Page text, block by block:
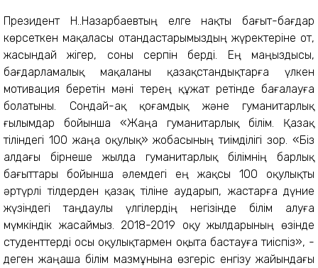
Президент Н.Ә.Назарбаевтың елге нақты бағыт-бағдар
көрсеткен мақаласы отандастарымыздың жүректеріне от,
жасындай жігер, соны серпін берді. Ең маңыздысы,
бағдарламалық мақаланы қазақстандықтарға үлкен
мотивация беретін мәні терең құжат ретінде бағалауға
болатыны. Сондай-ақ қоғамдық және гуманитарлық
ғылымдар бойынша «Жаңа гуманитарлық білім. Қазақ
тіліндегі 100 жаңа оқулық» жобасының тиімділігі зор. «Біз
алдағы бірнеше жылда гуманитарлық білімнің барлық
бағыттары бойынша әлемдегі ең жақсы 100 оқулықты
әртүрлі тілдерден қазақ тіліне аударып, жастарға дүние
жүзіндегі таңдаулы үлгілердің негізінде білім алуға
мүмкіндік жасаймыз. 2018-2019 оқу жылдарының өзінде
студенттерді осы оқулықтармен оқыта бастауға тиіспіз», -
деген жаңаша білім мазмұнына өзгеріс енгізу жайындағы